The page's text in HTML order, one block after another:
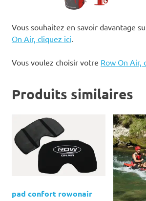
Vous souhaitez en savoir davantage
On Air, cliquez ici
Vous voulez choisir votre Row On Air,
Produits similaires
pad confort rowonair